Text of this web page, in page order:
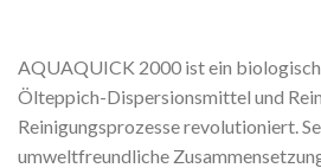
AQUAQUICK 2000 ist ein
Ölteppich-Dispersionsmittel und
Reinigungsprozesse revolutioniert.
umweltfreundliche